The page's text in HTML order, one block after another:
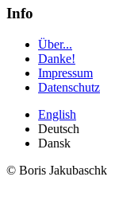
Info
Über...
Danke!
Impressum
Datenschutz
English
Deutsch
Dansk
© Boris Jakubaschk